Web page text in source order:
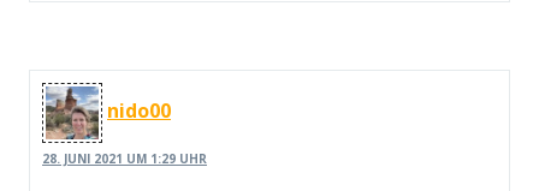
nido00
28. JUNI 2021 UM 1:29 UHR